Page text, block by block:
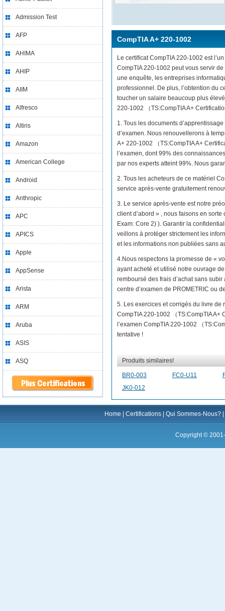
Admission Test
AFP
AHIMA
AHIP
AIIM
Alfresco
Altiris
Amazon
American College
Android
Anthropic
APC
APICS
Apple
AppSense
Arista
ARM
Aruba
ASIS
ASQ
CompTIA A+ 220-1002
Le certificat CompTIA 220-1002 est
CompTIA 220-1002 peut vous servir
une enquête, les entreprises
professionnel. De plus, l’obtention du
toucher un salaire beaucoup plus
220-1002 （TS:CompTIA A+
1. Tous les documents
d’examen. Nous renouvellerons à
A+ 220-1002 （TS:CompTIA A+
l’examen, dont 99% des
par nos experts atteint 99%. Nous
2. Tous les acheteurs de ce matériel
service après-vente gratuitement
3. Le service après-vente est notre
client d’abord » , nous faisons en
Exam: Core 2) ). Garantir la
veillons à protéger strictement les
et les informations non publiées sans
4.Nous respectons la promesse de «
ayant acheté et utilisé notre ouvrage
remboursé des frais d’achat sans
centre d’examen de PROMETRIC ou
5. Les exercices et corrigés du livre de
CompTIA 220-1002 （TS:CompTIA
l’examen CompTIA 220-1002 （
tentative !
Produits similaires!
BR0-003 FC0-U11
JK0-012
Home Certifications Qui Sommes-Nous?
Copyright ©